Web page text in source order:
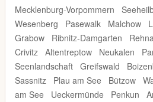
Mecklenburg-Vorpommern
Wesenberg
Pasewalk Malchow
Grabow
Ribnitz-Damgarten
Crivitz Altentreptow Neukalen
Seenlandschaft Greifswald
Sassnitz
Plau am See Bützow
am See
Ueckermünde Penkun